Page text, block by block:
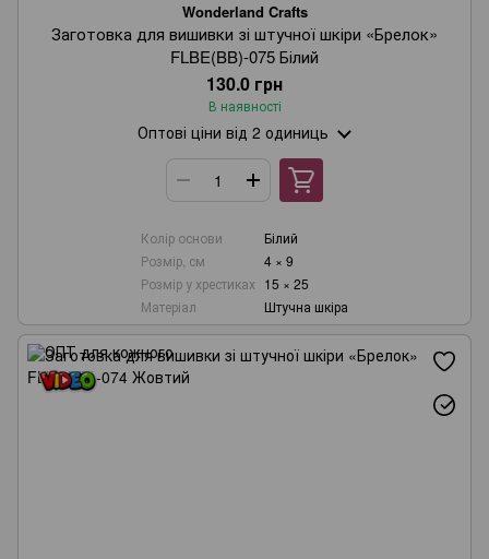
Wonderland Crafts
Заготовка для вишивки зі штучної шкіри «Брелок»
FLBE(BB)-075 Білий
130.0 грн
В наявності
Оптові ціни від 2 одиниць
Колір основи
Білий
Розмір, см
4 × 9
Розмір у хрестиках 15 × 25
Матеріал
Штучна шкіра